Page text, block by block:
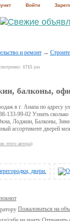
Войти
и ремонт→
1715раз
балконы,
в г. Анапа по адресу
133-99-02 Узнать
Лоджии, Балконы,
ассортимент дверей
этого автора)
Пожаловаться на